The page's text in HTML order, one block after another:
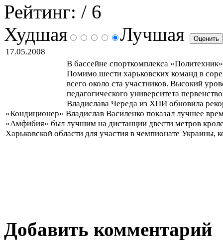
Рейтинг: / 6
Худшая
Лучшая
17.05.2008
В бассейне спорткомплекса
Помимо шести харьковских команд в
всего около ста участников. Высокий
педагогического университета
Владислава Череда из ХПИ обновила
«Кондиционер» Владислав Василенко показал лучшее
«Амфибия» был лучшим на дистанции двести метров
Харьковской области для участия в чемпионате Украины,
Добавить комментарий